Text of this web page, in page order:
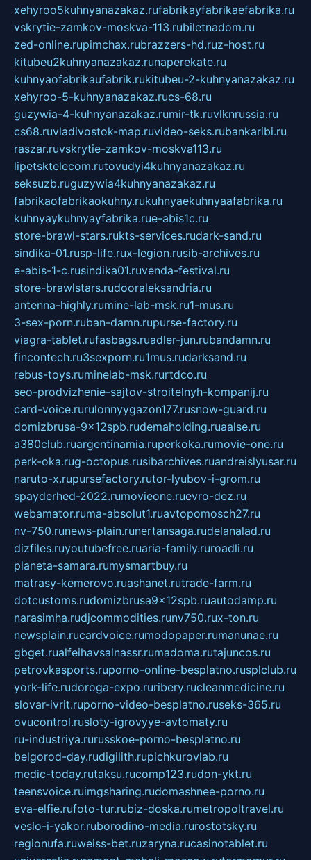
xehyroo5kuhnyanazakaz.rufabrikayfabrikaefabrika.ru
vskrytie-zamkov-moskva-113.rubiletnadom.ru
zed-online.rupimchax.rubrazzers-hd.ruz-host.ru
kitubeu2kuhnyanazakaz.runaperekate.ru
kuhnyaofabrikaufabrik.rukitubeu-2-kuhnyanazakaz.ru
xehyroo-5-kuhnyanazakaz.rucs-68.ru
guzywia-4-kuhnyanazakaz.rumir-tk.ruvlknrussia.ru
cs68.ruvladivostok-map.ruvideo-seks.rubankaribi.ru
raszar.ruvskrytie-zamkov-moskva113.ru
lipetsktelecom.rutovudyi4kuhnyanazakaz.ru
seksuzb.ruguzywia4kuhnyanazakaz.ru
fabrikaofabrikaokuhny.rukuhnyaekuhnyaafabrika.ru
kuhnyaykuhnyayfabrika.rue-abis1c.ru
store-brawl-stars.rukts-services.rudark-sand.ru
sindika-01.rusp-life.rux-legion.rusib-archives.ru
e-abis-1-c.rusindika01.ruvenda-festival.ru
store-brawlstars.rudooraleksandria.ru
antenna-highly.rumine-lab-msk.ru1-mus.ru
3-sex-porn.ruban-damn.rupurse-factory.ru
viagra-tablet.rufasbags.ruadler-jun.rubandamn.ru
fincontech.ru3sexporn.ru1mus.rudarksand.ru
rebus-toys.ruminelab-msk.rurtdco.ru
seo-prodvizhenie-sajtov-stroitelnyh-kompanij.ru
card-voice.rurulonnyygazon177.rusnow-guard.ru
domizbrusa-9x12spb.rudemaholding.ruaalse.ru
a380club.ruargentinamia.ruperkoka.rumovie-one.ru
perk-oka.rug-octopus.rusibarchives.ruandreislyusar.ru
naruto-x.rupursefactory.rutor-lyubov-i-grom.ru
spayderhed-2022.rumovieone.ruevro-dez.ru
webamator.ruma-absolut1.ruavtopomosch27.ru
nv-750.runews-plain.runertansaga.rudelanalad.ru
dizfiles.ruyoutubefree.ruaria-family.ruroadli.ru
planeta-samara.rumysmartbuy.ru
matrasy-kemerovo.ruashanet.rutrade-farm.ru
dotcustoms.rudomizbrusa9x12spb.ruautodamp.ru
narasimha.rudjcommodities.runv750.rux-ton.ru
newsplain.rucardvoice.rumodopaper.rumanunae.ru
gbget.rualfeihavsalnassr.rumadoma.rutajuncos.ru
petrovkasports.ruporno-online-besplatno.rusplclub.ru
york-life.rudoroga-expo.ruribery.rucleanmedicine.ru
slovar-ivrit.ruporno-video-besplatno.ruseks-365.ru
ovucontrol.rusloty-igrovyye-avtomaty.ru
ru-industriya.rurusskoe-porno-besplatno.ru
belgorod-day.rudigilith.rupichkurovlab.ru
medic-today.rutaksu.rucomp123.rudon-ykt.ru
teensvoice.ruimgsharing.rudomashnee-porno.ru
eva-elfie.rufoto-tur.rubiz-doska.rumetropoltravel.ru
veslo-i-yakor.ruborodino-media.rurostotsky.ru
regionufa.ruweiss-bet.ruzaryna.rucasinotablet.ru